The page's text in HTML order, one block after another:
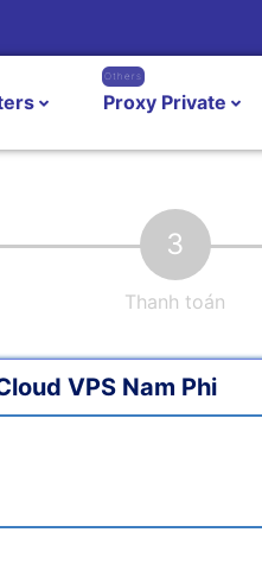
Others
Proxy Private
3
Thanh toán
VPS Nam Phi